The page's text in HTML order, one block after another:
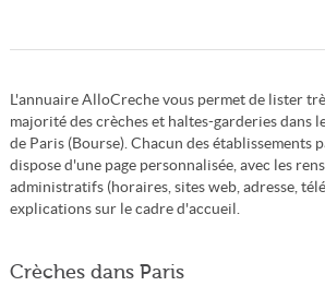
L'annuaire AlloCreche vous permet de lister
majorité des crèches et haltes-garderies dans
de Paris (Bourse). Chacun des établissements
dispose d'une page personnalisée, avec les
administratifs (horaires, sites web, adresse,
explications sur le cadre d'accueil.
Crèches dans Paris